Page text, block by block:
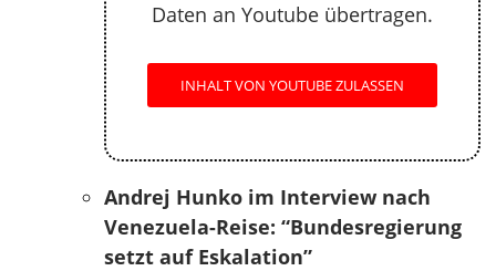
Daten an Youtube übertragen.
INHALT VON YOUTUBE ZULASSEN
Andrej Hunko im Interview nach
Venezuela-Reise: “Bundesregierung
setzt auf Eskalation”